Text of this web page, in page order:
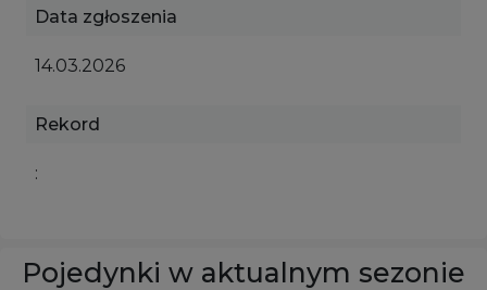
Data zgłoszenia
14.03.2026
Rekord
:
Pojedynki w aktualnym sezonie